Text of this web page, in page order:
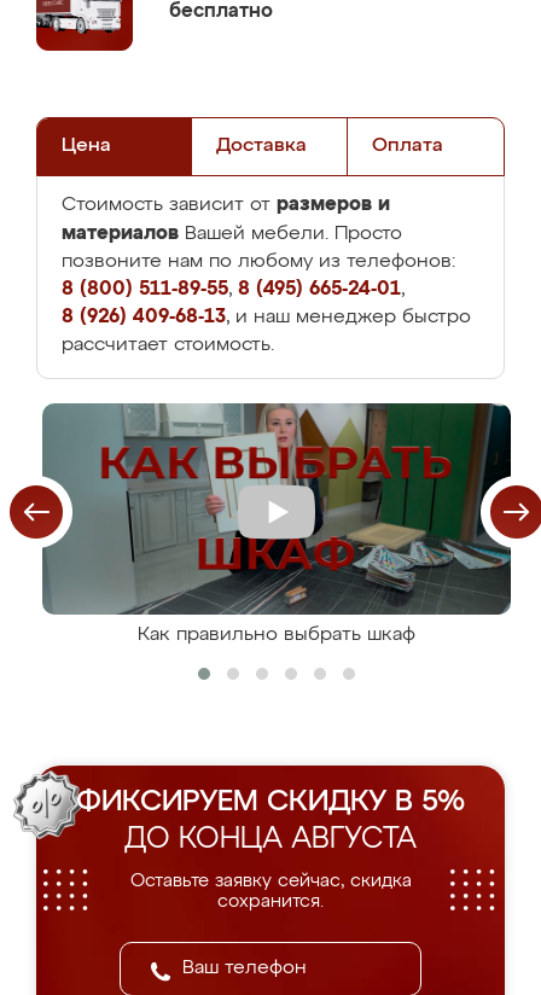
бесплатно
Цена Доставка Оплата
Стоимость зависит от размеров и
материалов Вашей мебели. Просто
позвоните нам по любому из телефонов:
8 (800) 511-89-55, 8 (495) 665-24-01,
8 (926) 409-68-13, и наш менеджер быстро
рассчитает стоимость.
Как правильно выбрать шкаф
ФИКСИРУЕМ СКИДКУ В 5%
ДО КОНЦА АВГУСТА
Оставьте заявку сейчас, скидка
сохранится.